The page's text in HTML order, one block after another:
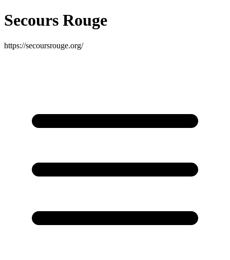
Secours Rouge
https://secoursrouge.org/